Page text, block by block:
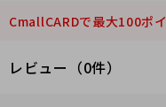
CmallCARDで最大100ポ
レビュー（0件）